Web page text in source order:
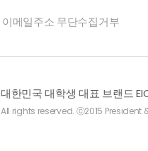
이메일주소 무단수집거부
대한민국 대학생 대표 브랜드
All rights reserved. ⓒ2015